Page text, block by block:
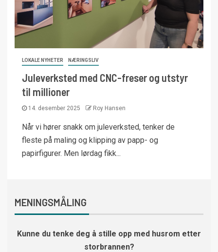
LOKALE NYHETER NÆRINGSLIV
Juleverksted med CNC-freser og utstyr
til millioner
14. desember 2025 Roy Hansen
Når vi hører snakk om juleverksted, tenker de
fleste på maling og klipping av papp- og
papirfigurer. Men lørdag fikk...
MENINGSMÅLING
Kunne du tenke deg å stille opp med husrom etter
storbrannen?